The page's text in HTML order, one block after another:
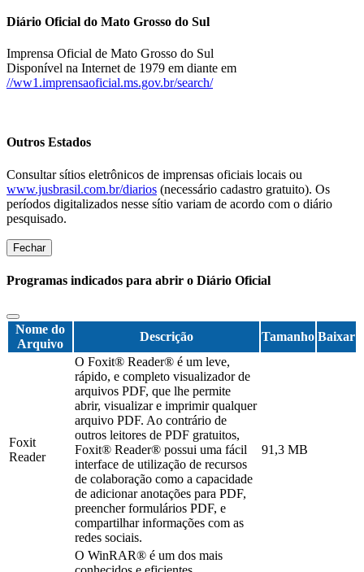
Diário Oficial do Mato Grosso do Sul
Imprensa Oficial de Mato Grosso do Sul
Disponível na Internet de 1979 em diante em
//ww1.imprensaoficial.ms.gov.br/search/
Outros Estados
Consultar sítios eletrônicos de imprensas oficiais locais ou
www.jusbrasil.com.br/diarios (necessário cadastro gratuito). Os
períodos digitalizados nesse sítio variam de acordo com o diário
pesquisado.
Fechar
Programas indicados para abrir o Diário Oficial
Nome do
Arquivo
Descrição Tamanho Baixar
Foxit
Reader
O Foxit® Reader® é um leve,
rápido, e completo visualizador de
arquivos PDF, que lhe permite
abrir, visualizar e imprimir qualquer
arquivo PDF. Ao contrário de
outros leitores de PDF gratuitos,
Foxit® Reader® possui uma fácil
interface de utilização de recursos
de colaboração como a capacidade
de adicionar anotações para PDF,
preencher formulários PDF, e
compartilhar informações com as
redes sociais.
91,3 MB
O WinRAR® é um dos mais